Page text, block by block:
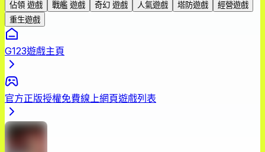
佔領 遊戲
戰艦 遊戲 奇幻 遊戲 人氣遊戲 塔防遊戲
經營遊戲
重生遊戲
G123遊戲主頁
官方正版授權免費線上網頁遊戲列表